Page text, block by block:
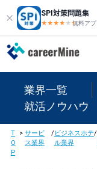
SPI対策問題集
★★★★ ★★
無料アプ
業界一覧
就活ノウハウ
T
O
P
>サービ
ス業界
/ビジネスホテ
ル業界
/